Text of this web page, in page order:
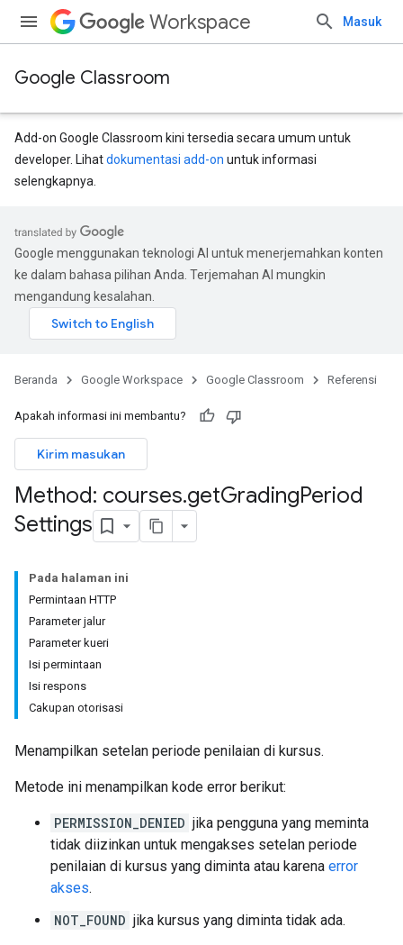
Workspace Masuk
Google Classroom
Add-on Google Classroom kini tersedia secara umum untuk
developer. Lihatdokumentasi add-on untuk informasi
selengkapnya.
Google menggunakan teknologi AI untuk menerjemahkan konten
ke dalam bahasa pilihan Anda. Terjemahan AI mungkin
mengandung kesalahan.
Beranda Google Workspace Google Classroom Referensi
Apakah informasi ini membantu?
Kirim masukan
Method: courses.getGradingPeriod
Settings
Pada halaman ini
Permintaan HTTP
Parameter jalur
Parameter kueri
Isi permintaan
Isi respons
Cakupan otorisasi
Menampilkan setelan periode penilaian di kursus.
Metode ini menampilkan kode error berikut:
PERMISSION_DENIED jika pengguna yang meminta
tidak diizinkan untuk mengakses setelan periode
penilaian di kursus yang diminta atau karena error
akses.
NOT_FOUND jika kursus yang diminta tidak ada.